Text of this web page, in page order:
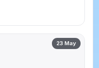
23 May